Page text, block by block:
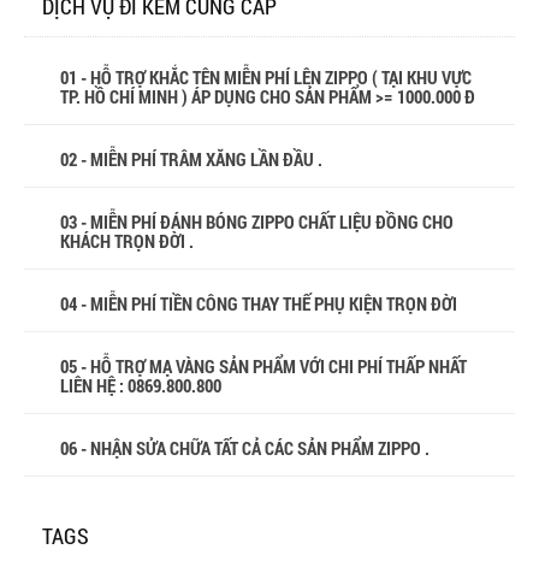
DỊCH VỤ ĐI KÈM CUNG CẤP
01 - HỖ TRỢ KHẮC TÊN MIỄN PHÍ LÊN ZIPPO ( TẠI KHU VỰC
TP. HỒ CHÍ MINH ) ÁP DỤNG CHO SẢN PHẨM >= 1000.000 Đ
02 - MIỄN PHÍ TRÂM XĂNG LẦN ĐẦU .
03 - MIỄN PHÍ ĐÁNH BÓNG ZIPPO CHẤT LIỆU ĐỒNG CHO
KHÁCH TRỌN ĐỜI .
04 - MIỄN PHÍ TIỀN CÔNG THAY THẾ PHỤ KIỆN TRỌN ĐỜI
05 - HỖ TRỢ MẠ VÀNG SẢN PHẨM VỚI CHI PHÍ THẤP NHẤT
LIÊN HỆ : 0869.800.800
06 - NHẬN SỬA CHỮA TẤT CẢ CÁC SẢN PHẨM ZIPPO .
TAGS